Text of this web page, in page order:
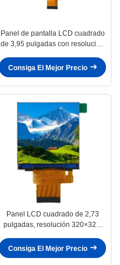
Panel de pantalla LCD cuadrado
de 3,95 pulgadas con resolución
Consiga El Mejor Precio
Panel LCD cuadrado de 2,73
pulgadas, resolución 320×320,
interfaz MIPI RGB
Consiga El Mejor Precio